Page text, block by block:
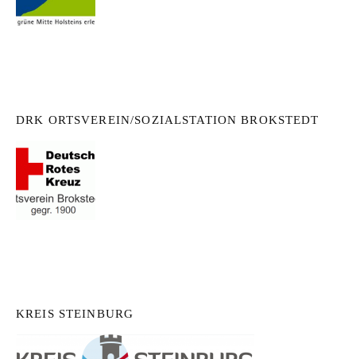
DRK ORTSVEREIN/SOZIALSTATION BROKSTEDT
KREIS STEINBURG